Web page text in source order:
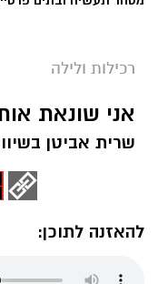
רכילות ולילה
אני שונאת
שרית אביטן
להאזנה לתוכן: